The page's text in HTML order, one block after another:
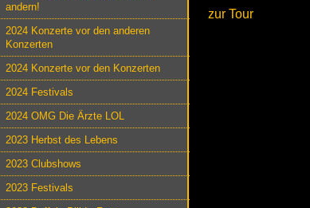
andern!
2024 Konzerte vor den anderen
Konzerten
2024 Konzerte vor den Konzerten
2024 Festivals
2024 OMG Die Ärzte LOL
2023 Herbst des Lebens
2023 Clubshows
2023 Festivals
zur Tour